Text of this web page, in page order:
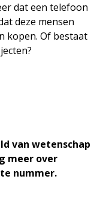
dat een telefoon
deze mensen
kopen. Of bestaat
van wetenschap
meer over
nummer.